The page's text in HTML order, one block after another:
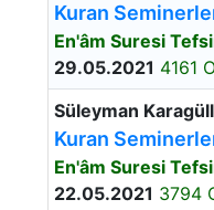
Kuran
En'âm Suresi
29.05.2021 4161
Süleyman
Kuran
En'âm Suresi
22.05.2021 3794